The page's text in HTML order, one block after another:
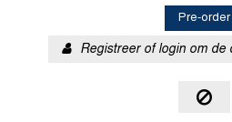
Pre-order
Registreer of login om de